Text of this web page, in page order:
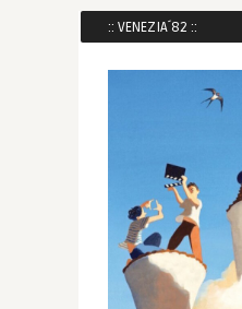
:: VENEZIA´82 ::